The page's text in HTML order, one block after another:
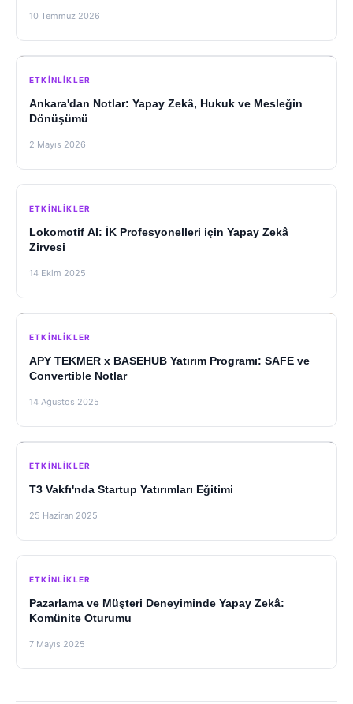
10 Temmuz 2026
ETKINLIKLER
Ankara'dan Notlar: Yapay Zekâ, Hukuk ve Mesleğin
Dönüşümü
2 Mayıs 2026
ETKINLIKLER
Lokomotif AI: İK Profesyonelleri için Yapay Zekâ
Zirvesi
14 Ekim 2025
ETKINLIKLER
APY TEKMER x BASEHUB Yatırım Programı: SAFE ve
Convertible Notlar
14 Ağustos 2025
ETKINLIKLER
T3 Vakfı'nda Startup Yatırımları Eğitimi
25 Haziran 2025
ETKINLIKLER
Pazarlama ve Müşteri Deneyiminde Yapay Zekâ:
Komünite Oturumu
7 Mayıs 2025